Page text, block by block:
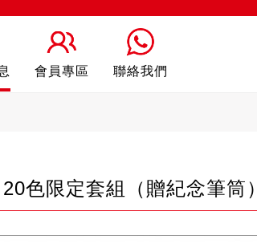
筆 自動鉛筆芯
會員專區 聯絡我們
色限定套組（贈紀念筆筒）